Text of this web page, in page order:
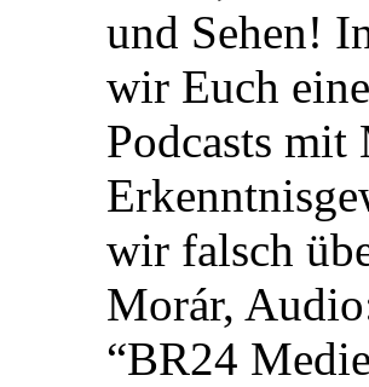
und Sehen!
wir Euch
Podcasts mit
wir falsch
Morár,
“BR24